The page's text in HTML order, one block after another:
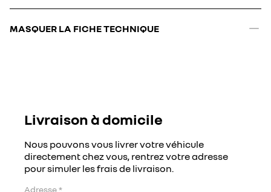
MASQUER LA FICHE TECHNIQUE
Livraison à domicile
Nous pouvons vous livrer votre véhicule
directement chez vous, rentrez votre adresse
pour simuler les frais de livraison.
Adresse*